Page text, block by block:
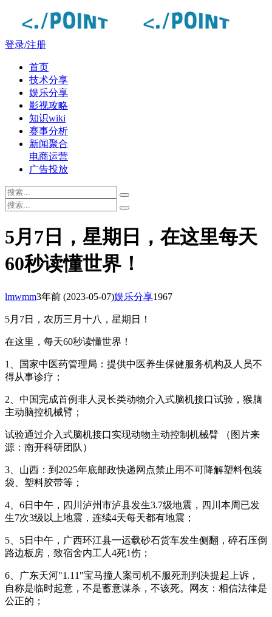
登录/注册
首页
技术分享
娱乐分享
影视攻略
知识wiki
赛事分析
新闻聚合
电商运营
广告投放
5月7日，星期日，在这里每天
60秒读懂世界！
lmwmm3年前 (2023-05-07)娱乐分享1967
5月7日，农历三月十八，星期日！
在这里，每天60秒读懂世界！
1、国家中医药管理局：提供中医养生保健服务机构及人员不
得从事诊疗；
2、中国完成首例非人灵长类动物介入式脑机接口试验，猴脑
主动脑控机械臂；
试验通过介入式脑机接口实现动物主动控制机械臂 （图片来
源：南开科研团队）
3、山西：到2025年底邮政快递网点禁止用不可降解塑料包装
袋、塑料胶带等；
4、6日中午，四川泸州市泸县发生3.7级地震，四川本周已发
生7次3级以上地震，连续4天每天都有地震；
5、5日中午，广西环江县一运载砂石货车发生侧翻，碎石压倒
路边板房，致宿舍内工人4死1伤；
6、广东天河"1.11"宝马撞人案司机不服死刑判决提起上诉，
自称是临时起意，不是蓄意谋杀，不该死。网友：相信法律是
公正的；